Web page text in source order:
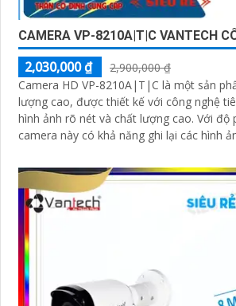
CAMERA VP-8210A|T|C VANTECH
2,030,000 ₫
2,900,000 ₫
Camera HD VP-8210A|T|C là một sản
lượng cao, được thiết kế với công nghệ
hình ảnh rõ nét và chất lượng cao. Với độ phân giải cao,
camera này có khả năng ghi lại các hình